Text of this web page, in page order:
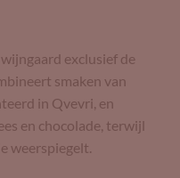
exclusief de
smaken van
in Qvevri, en
en chocolade, terwijl
weerspiegelt.